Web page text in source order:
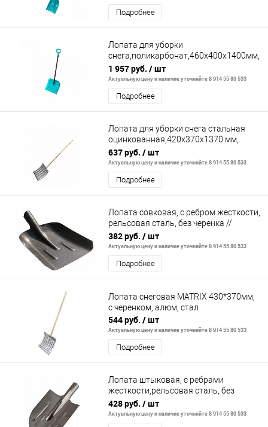
Подробнее
Лопата для уборки
черенок,ПВХ оплетка, LUXE// Palisad
1 957 руб. / шт
Актуальную цену и наличие уточняйте 8 914 55 80 533
Подробнее
Лопата для уборки снега стальная
оцинкованная,420х370х1370 мм,
деревянный черенок, Россия// Сибртех
637 руб. / шт
Актуальную цену и наличие уточняйте 8 914 55 80 533
Подробнее
Лопата совковая, с ребром жесткости,
рельсовая сталь, без черенка //
СИБРТЕХ Россия
382 руб. / шт
Актуальную цену и наличие уточняйте 8 914 55 80 533
Подробнее
Лопата снеговая MATRIX 430*370мм,
с черенком, алюм, стал
544 руб. / шт
Актуальную цену и наличие уточняйте 8 914 55 80 533
Подробнее
Лопата штыковая, с ребрами
жесткости,рельсовая сталь, без
черенка Россия// Сибртех
428 руб. / шт
Актуальную цену и наличие уточняйте 8 914 55 80 533